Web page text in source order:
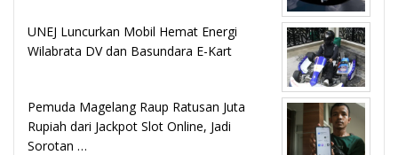
UNEJ Luncurkan Mobil Hemat Energi
Wilabrata DV dan Basundara E-Kart
Pemuda Magelang Raup Ratusan Juta
Rupiah dari Jackpot Slot Online, Jadi
Sorotan …